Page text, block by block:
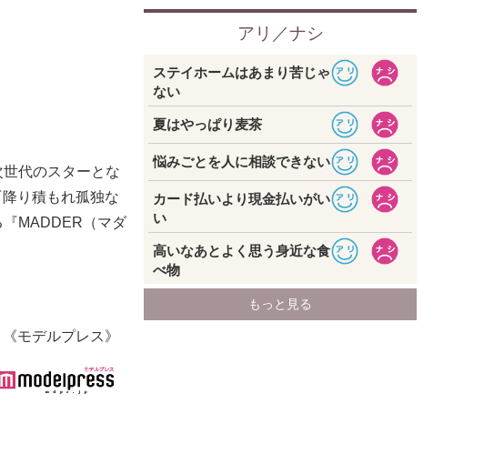
代のスターとな
り積もれ孤独な
『MADDER（マダ
《モデルプレス》